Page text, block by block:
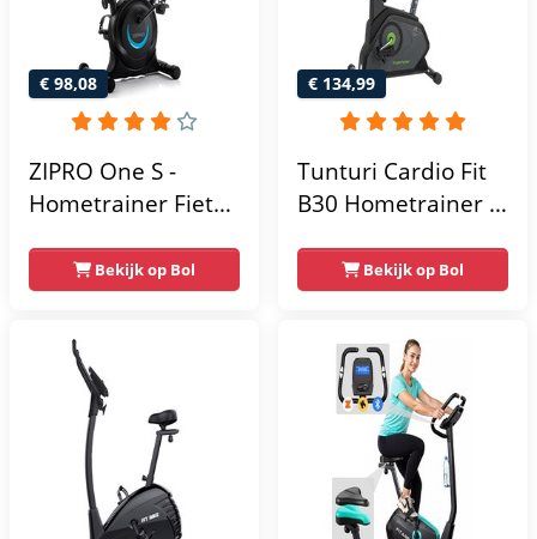
€ 98,08
ZIPRO One S -
Hometrainer Fiets -
Magnetische Fiets -
Hartslagsensoren -
Gemakkelijk te
transporteren -
Antislippedalen -
Homegym -
Stabiele structuur -
gebruikersgewicht
Bekijk op Bol
€ 134,99
Tunturi Cardio Fit
B30 Hometrainer -
weerstandsniveaus
- Tablethouder -
Hartslagfunctie en
transportwielen
Bekijk op Bol